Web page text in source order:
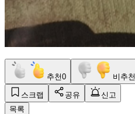
추천0 비추천
스크랩 공유
신고
목록